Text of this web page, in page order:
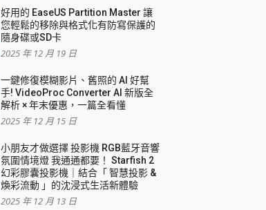
好用的 EaseUS Partition Master 讓
您輕鬆的移除與格式化有防寫保護的
隨身碟或SD卡
2025 年 12 月 19 日
一鍵修復模糊影片、舊照的 AI 好幫
手! VideoProc Converter AI 新版全
解析 × 年末優惠，一篇全看懂
2025 年 12 月 15 日
小朋友才做選擇 投影機 RGB藍牙音響
氛圍情境燈 我通通都要！ Starfish 2
幻彩膠囊投影機｜結合「 智慧投影 &
煥彩流動 」的沈浸式生活新體驗
2025 年 12 月 13 日